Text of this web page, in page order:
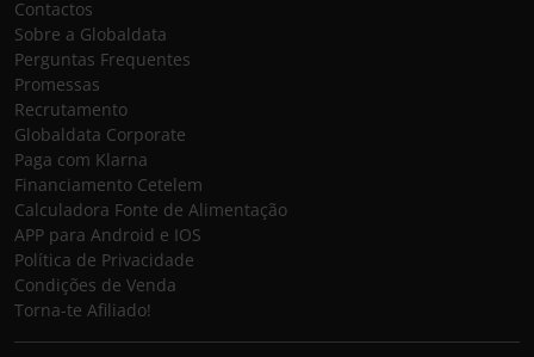
Contactos
Sobre a Globaldata
Perguntas Frequentes
Promessas
Recrutamento
Globaldata Corporate
Paga com Klarna
Financiamento Cetelem
Calculadora Fonte de Alimentação
APP para Android e IOS
Política de Privacidade
Condições de Venda
Torna-te Afiliado!